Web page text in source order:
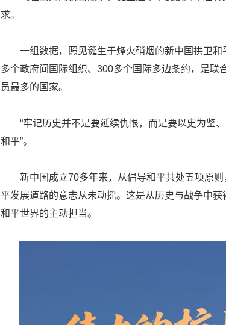
求。
一组数据，照见诞生于烽火硝烟的新中国拱卫
多个政府间国际组织、300多个国际多边条约，是联
员最多的国家。
“牢记历史并不是要延续仇恨，而是要以史为鉴
和平”。
新中国成立70多年来，从倡导和平共处五项原
平发展道路的意志从未动摇。这是从历史与战争中
和平世界的主动担当。